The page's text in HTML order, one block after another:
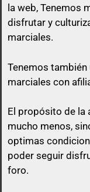
la web, Tenemos
disfrutar y
marciales.
Tenemos
marciales con
El propósito de la
mucho menos,
optimas
poder seguir
foro.